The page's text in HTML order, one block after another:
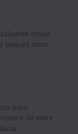
étape
baquet dans
pour
de votre